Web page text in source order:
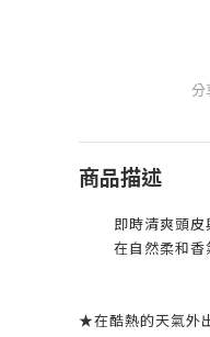
分
商品描述
即時清爽頭皮
在自然柔和香
★在酷熱的天氣